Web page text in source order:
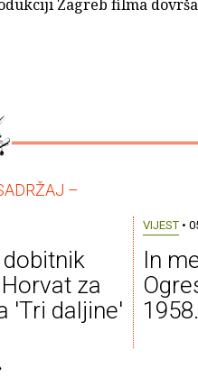
Zagreb filma
–
dobitnik
za
'Tri daljine'
VIJEST•
In